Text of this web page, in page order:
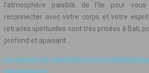
l’atmosphère paisible de l’île pour
reconnecter avec votre corps et votre
retraites spirituelles sont très prisées à Bali,
profond et apaisant.
Les raisons de choisir Bali comme destination
paradisiaques